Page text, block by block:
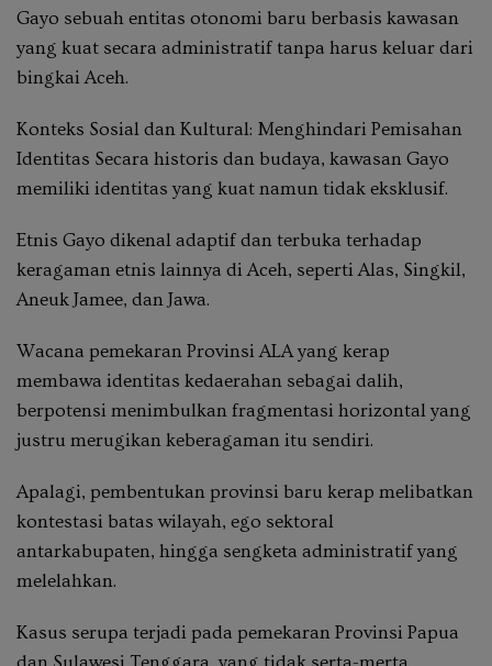
Gayo sebuah entitas otonomi baru berbasis kawasan
yang kuat secara administratif tanpa harus keluar dari
bingkai Aceh.
Konteks Sosial dan Kultural: Menghindari Pemisahan
Identitas Secara historis dan budaya, kawasan Gayo
memiliki identitas yang kuat namun tidak eksklusif.
Etnis Gayo dikenal adaptif dan terbuka terhadap
keragaman etnis lainnya di Aceh, seperti Alas, Singkil,
Aneuk Jamee, dan Jawa.
Wacana pemekaran Provinsi ALA yang kerap
membawa identitas kedaerahan sebagai dalih,
berpotensi menimbulkan fragmentasi horizontal yang
justru merugikan keberagaman itu sendiri.
Apalagi, pembentukan provinsi baru kerap melibatkan
kontestasi batas wilayah, ego sektoral
antarkabupaten, hingga sengketa administratif yang
melelahkan.
Kasus serupa terjadi pada pemekaran Provinsi Papua